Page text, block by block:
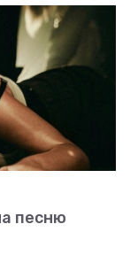
песню